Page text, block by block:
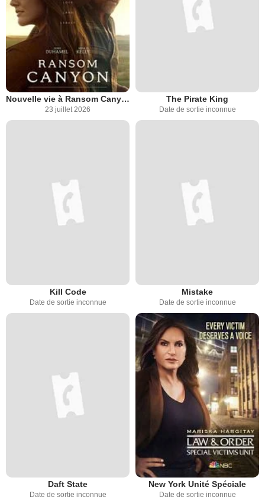
Nouvelle vie à Ransom Canyon
23 juillet 2026
The Pirate King
Date de sortie inconnue
Kill Code
Date de sortie inconnue
Mistake
Date de sortie inconnue
Daft State
Date de sortie inconnue
New York Unité Spéciale
Date de sortie inconnue